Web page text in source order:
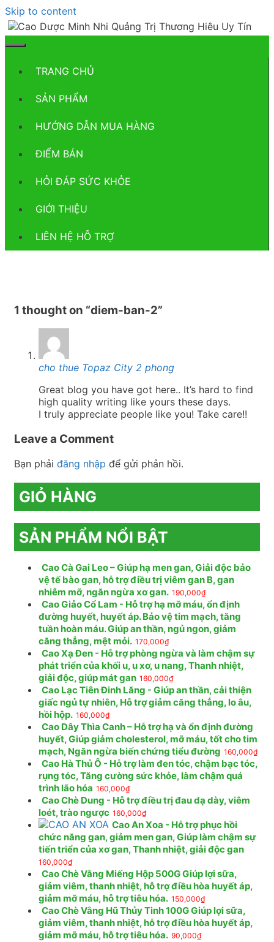
Skip to content
TRANG CHỦ
SẢN PHẨM
HƯỚNG DẪN MUA HÀNG
ĐIỂM BÁN
HỎI ĐÁP SỨC KHỎE
GIỚI THIỆU
LIÊN HỆ HỖ TRỢ
1 thought on “diem-ban-2”
cho thue Topaz City 2 phong
Great blog you have got here.. It’s hard to find
high quality writing like yours these days.
I truly appreciate people like you! Take care!!
Leave a Comment
Bạn phải đăng nhập để gửi phản hồi.
GIỎ HÀNG
SẢN PHẨM NỔI BẬT
Cao Cà Gai Leo – Giúp hạ men gan, Giải độc bảo
vệ tế bào gan, hỗ trợ điều trị viêm gan B, gan
nhiễm mỡ, ngăn ngừa xơ gan. 190,000₫
Cao Giảo Cổ Lam - Hỗ trợ hạ mỡ máu, ổn định
đường huyết, huyết áp. Bảo vệ tim mạch, tăng
tuần hoàn máu. Giúp an thần, ngủ ngon, giảm
căng thẳng, mệt mỏi. 170,000₫
Cao Xạ Đen - Hỗ trợ phòng ngừa và làm chậm sự
phát triển của khối u, u xơ, u nang, Thanh nhiệt,
giải độc, giúp mát gan 160,000₫
Cao Lạc Tiên Đinh Lăng - Giúp an thần, cải thiện
giấc ngủ tự nhiên, Hỗ trợ giảm căng thẳng, lo âu,
hồi hộp. 160,000₫
Cao Dây Thìa Canh – Hỗ trợ hạ và ổn định đường
huyết, Giúp giảm cholesterol, mỡ máu, tốt cho tim
mạch, Ngăn ngừa biến chứng tiểu đường 160,000₫
Cao Hà Thủ Ô - Hỗ trợ làm đen tóc, chậm bạc tóc,
rụng tóc, Tăng cường sức khỏe, làm chậm quá
trình lão hóa 160,000₫
Cao Chè Dung - Hỗ trợ điều trị đau dạ dày, viêm
loét, trào ngược 160,000₫
Cao An Xoa - Hỗ trợ phục hồi
chức năng gan, giảm men gan, Giúp làm chậm sự
tiến triển của xơ gan, Thanh nhiệt, giải độc gan
160,000₫
Cao Chè Vằng Miếng Hộp 500G Giúp lợi sữa,
giảm viêm, thanh nhiệt, hỗ trợ điều hòa huyết áp,
giảm mỡ máu, hỗ trợ tiêu hóa. 150,000₫
Cao Chè Vằng Hũ Thủy Tinh 100G Giúp lợi sữa,
giảm viêm, thanh nhiệt, hỗ trợ điều hòa huyết áp,
giảm mỡ máu, hỗ trợ tiêu hóa. 90,000₫